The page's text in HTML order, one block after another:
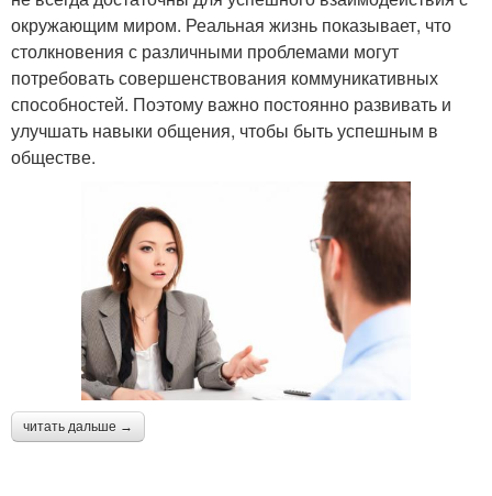
окружающим миром. Реальная жизнь показывает, что
столкновения с различными проблемами могут
потребовать совершенствования коммуникативных
способностей. Поэтому важно постоянно развивать и
улучшать навыки общения, чтобы быть успешным в
обществе.
читать дальше →